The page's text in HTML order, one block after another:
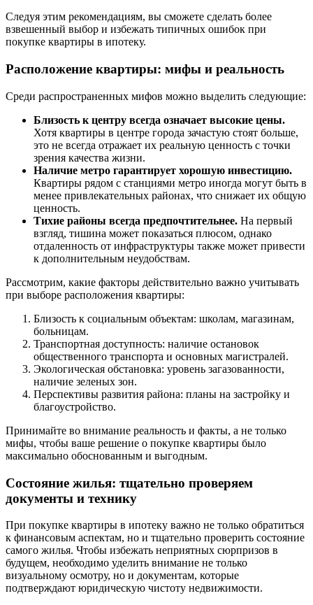
Следуя этим рекомендациям, вы сможете сделать более
взвешенный выбор и избежать типичных ошибок при
покупке квартиры в ипотеку.
Расположение квартиры: мифы и реальность
Среди распространенных мифов можно выделить следующие:
Близость к центру всегда означает высокие цены.
Хотя квартиры в центре города зачастую стоят больше,
это не всегда отражает их реальную ценность с точки
зрения качества жизни.
Наличие метро гарантирует хорошую инвестицию.
Квартиры рядом с станциями метро иногда могут быть в
менее привлекательных районах, что снижает их общую
ценность.
Тихие районы всегда предпочтительнее. На первый
взгляд, тишина может показаться плюсом, однако
отдаленность от инфраструктуры также может привести
к дополнительным неудобствам.
Рассмотрим, какие факторы действительно важно учитывать
при выборе расположения квартиры:
Близость к социальным объектам: школам, магазинам,
больницам.
Транспортная доступность: наличие остановок
общественного транспорта и основных магистралей.
Экологическая обстановка: уровень загазованности,
наличие зеленых зон.
Перспективы развития района: планы на застройку и
благоустройство.
Принимайте во внимание реальность и факты, а не только
мифы, чтобы ваше решение о покупке квартиры было
максимально обоснованным и выгодным.
Состояние жилья: тщательно проверяем
документы и технику
При покупке квартиры в ипотеку важно не только обратиться
к финансовым аспектам, но и тщательно проверить состояние
самого жилья. Чтобы избежать неприятных сюрпризов в
будущем, необходимо уделить внимание не только
визуальному осмотру, но и документам, которые
подтверждают юридическую чистоту недвижимости.